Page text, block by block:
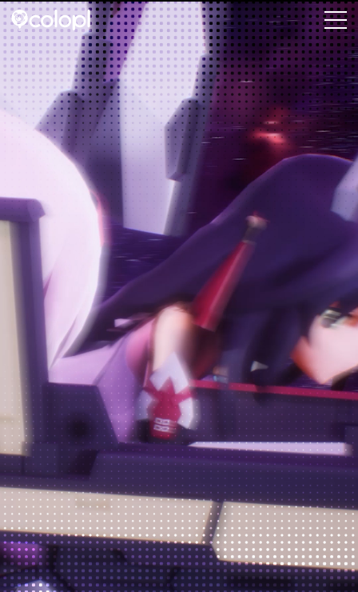
会社情報
ニュース
IR情報
採用情報
サステナビリティ
ピンマーク
JP EN